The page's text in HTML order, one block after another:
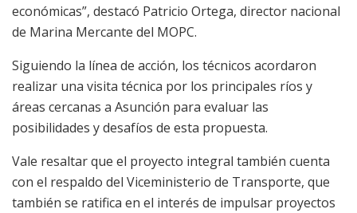
económicas”, destacó Patricio Ortega, director nacional
de Marina Mercante del MOPC.
Siguiendo la línea de acción, los técnicos acordaron
realizar una visita técnica por los principales ríos y
áreas cercanas a Asunción para evaluar las
posibilidades y desafíos de esta propuesta.
Vale resaltar que el proyecto integral también cuenta
con el respaldo del Viceministerio de Transporte, que
también se ratifica en el interés de impulsar proyectos